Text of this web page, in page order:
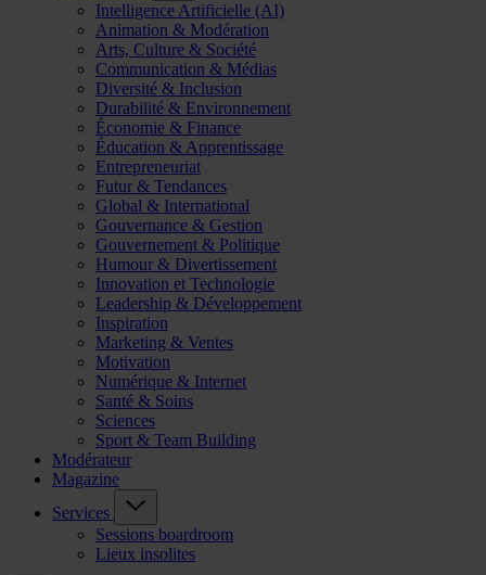
Intelligence Artificielle (AI)
Animation & Modération
Arts, Culture & Société
Communication & Médias
Diversité & Inclusion
Durabilité & Environnement
Économie & Finance
Éducation & Apprentissage
Entrepreneuriat
Futur & Tendances
Global & International
Gouvernance & Gestion
Gouvernement & Politique
Humour & Divertissement
Innovation et Technologie
Leadership & Développement
Inspiration
Marketing & Ventes
Motivation
Numérique & Internet
Santé & Soins
Sciences
Sport & Team Building
Modérateur
Magazine
Services
Sessions boardroom
Lieux insolites